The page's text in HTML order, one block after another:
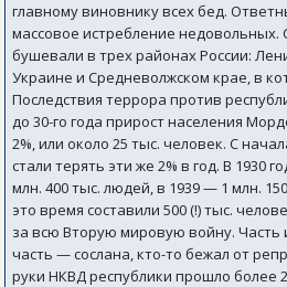
главному виновнику всех бед.
массовое истребление недовольных.
бушевали в трех районах России:
Украине и Средневолжском крае, в
Последствия террора против
до 30-го года прирост населения
2%, или около 25 тыс. человек. С
стали терять эти же 2% в год. В 1930
млн. 400 тыс. людей, в 1939 — 1 млн.
это время составили 500 (!) тыс.
за всю Вторую мировую войну. Часть
часть — сослана, кто-то бежал от
руки НКВД республики прошло более